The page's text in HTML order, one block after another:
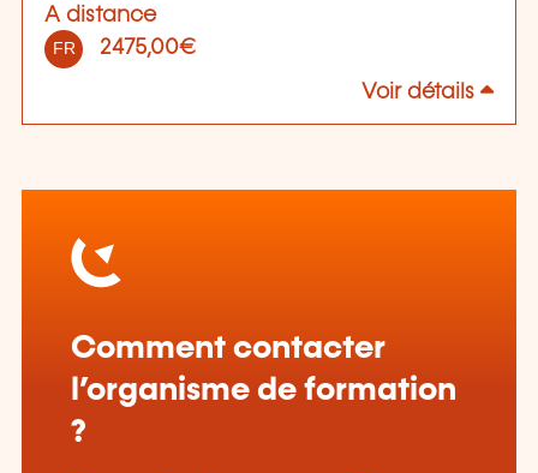
A distance
FR 2475,00€
Voir détails
Comment contacter
l’organisme de formation
?